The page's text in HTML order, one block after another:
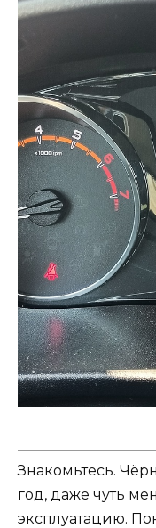
Знакомьтесь.
год, даже чуть
эксплуатацию.